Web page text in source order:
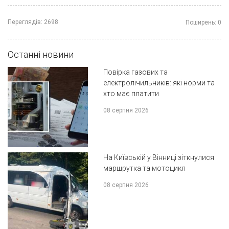
Переглядів: 2698 Поширень: 0
Останні новини
Повірка газових та
електролічильників: які норми та
хто має платити
08 серпня 2026
На Київській у Вінниці зіткнулися
маршрутка та мотоцикл
08 серпня 2026